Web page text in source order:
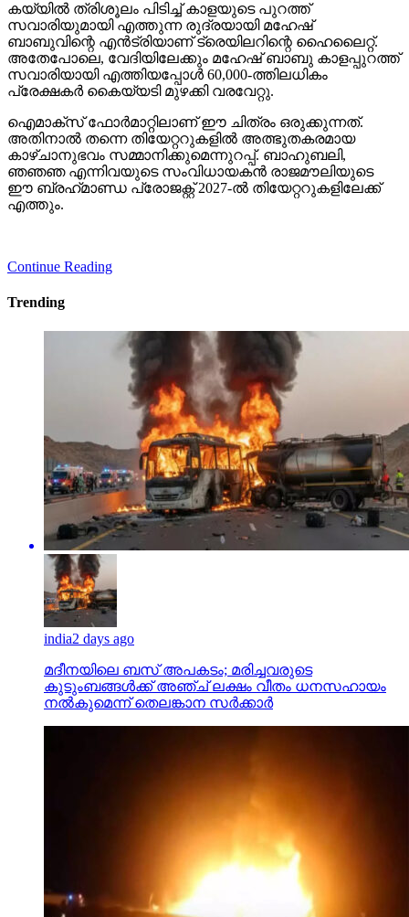
കയ്യില്‍ ത്രിശൂലം പിടിച്ച് കാളയുടെ പുറത്ത്
സവാരിയുമായി എത്തുന്ന രുദ്രയായി മഹേഷ്
ബാബുവിന്റെ എന്‍ട്രിയാണ് ട്രെയിലറിന്റെ ഹൈലൈറ്റ്.
അതേപോലെ, വേദിയിലേക്കും മഹേഷ് ബാബു കാളപ്പുറത്ത്
സവാരിയായി എത്തിയപ്പോള്‍ 60,000-ത്തിലധികം
പ്രേക്ഷകര്‍ കൈയ്യടി മുഴക്കി വരവേറ്റു.
ഐമാക്‌സ് ഫോര്‍മാറ്റിലാണ് ഈ ചിത്രം ഒരുക്കുന്നത്.
അതിനാല്‍ തന്നെ തിയേറ്ററുകളില്‍ അത്ഭുതകരമായ
കാഴ്ചാനുഭവം സമ്മാനിക്കുമെന്നുറപ്പ്. ബാഹുബലി,
ഞഞഞ എന്നിവയുടെ സംവിധായകന്‍ രാജമൗലിയുടെ
ഈ ബ്രഹ്‌മാണ്ഡ പ്രോജക്റ്റ് 2027-ല്‍ തിയേറ്ററുകളിലേക്ക്
എത്തും.
Continue Reading
Trending
india2 days ago
മദീനയിലെ ബസ് അപകടം; മരിച്ചവരുടെ
കുടുംബങ്ങള്‍ക്ക് അഞ്ച് ലക്ഷം വീതം ധനസഹായം
നല്‍കുമെന്ന് തെലങ്കാന സര്‍ക്കാര്‍